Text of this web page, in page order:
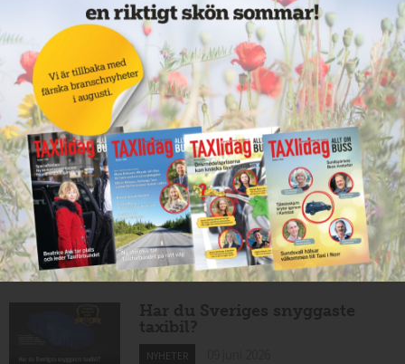
Taxibommar fick inte avsedd
effekt vid Lund C
NYHETER 10 juni 2026
Nytt taxibolag i Borlänge
NYHETER 10 juni 2026
Mexikansk elbil för 80 000
kronor ny på marknaden
NYHETER 10 juni 2026
Har du Sveriges snyggaste
taxibil?
NYHETER